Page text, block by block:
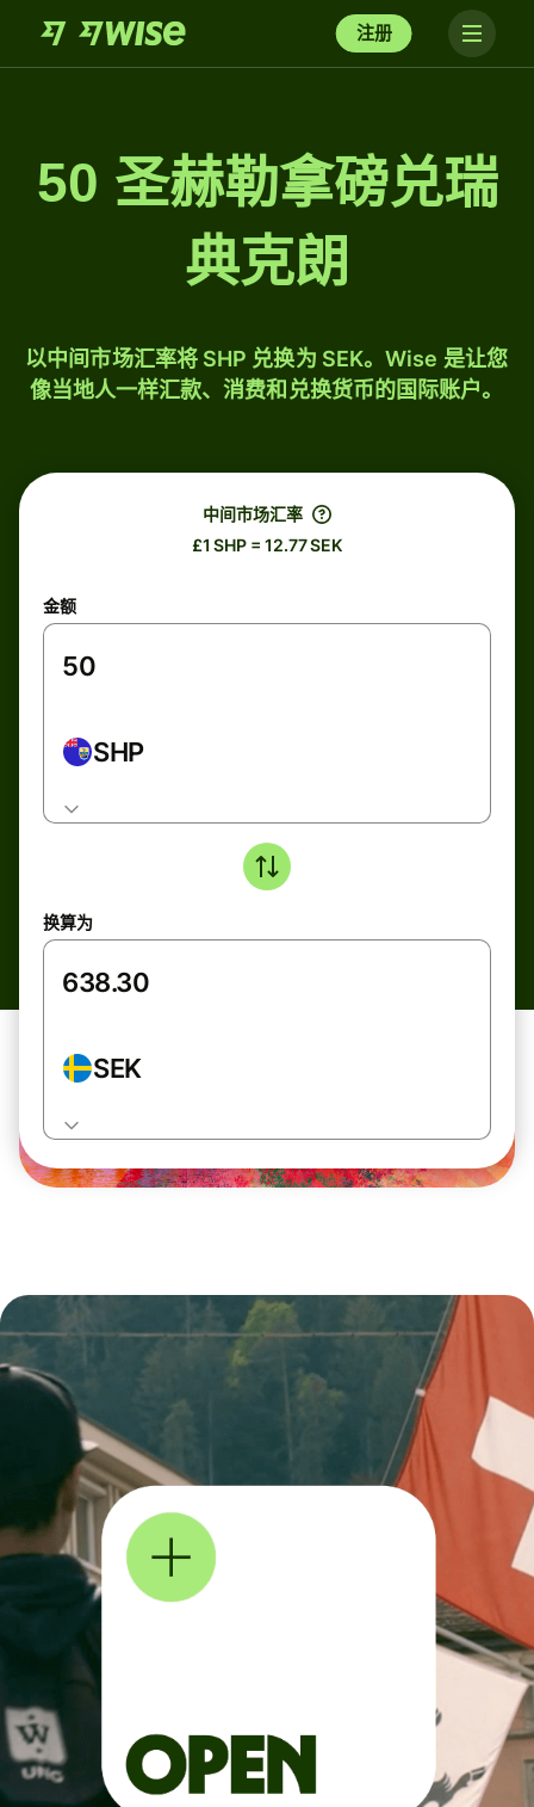
注册
50 圣赫勒拿磅兑瑞
典克朗
以中间市场汇率将 SHP 兑换为 SEK。Wise 是让您
像当地人一样汇款、消费和兑换货币的国际账户。
中间市场汇率
£1 SHP = 12.77 SEK
金额
SHP
换算为
SEK